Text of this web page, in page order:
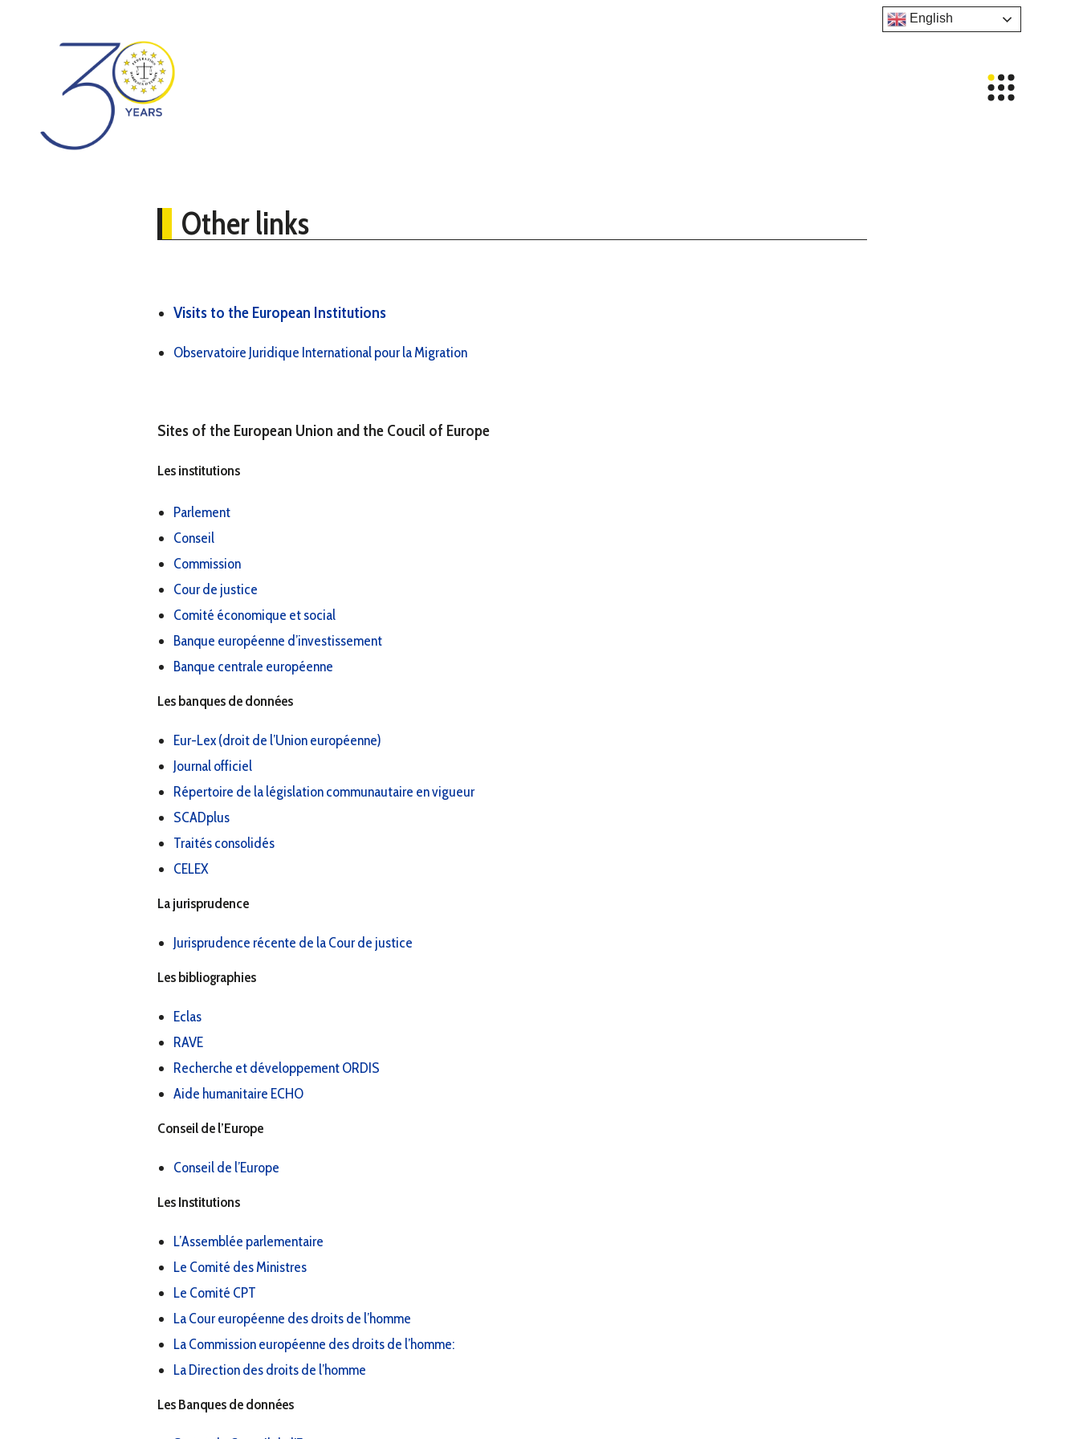
English
Other links
Visits to the European Institutions
Observatoire Juridique International pour la Migration
Sites of the European Union and the Coucil of Europe
Les institutions
Parlement
Conseil
Commission
Cour de justice
Comité économique et social
Banque européenne d’investissement
Banque centrale européenne
Les banques de données
Eur-Lex (droit de l’Union européenne)
Journal officiel
Répertoire de la législation communautaire en vigueur
SCADplus
Traités consolidés
CELEX
La jurisprudence
Jurisprudence récente de la Cour de justice
Les bibliographies
Eclas
RAVE
Recherche et développement ORDIS
Aide humanitaire ECHO
Conseil de l’Europe
Conseil de l’Europe
Les Institutions
L’Assemblée parlementaire
Le Comité des Ministres
Le Comité CPT
La Cour européenne des droits de l’homme
La Commission européenne des droits de l’homme:
La Direction des droits de l’homme
Les Banques de données